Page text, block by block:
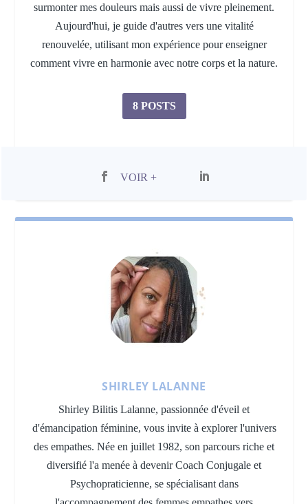
surmonter mes douleurs mais aussi de vivre pleinement.
Aujourd'hui, je guide d'autres vers une vitalité
renouvelée, utilisant mon expérience pour enseigner
comment vivre en harmonie avec notre corps et la nature.
8 POSTS
VOIR +
SHIRLEY LALANNE
Shirley Bilitis Lalanne, passionnée d'éveil et
d'émancipation féminine, vous invite à explorer l'univers
des empathes. Née en juillet 1982, son parcours riche et
diversifié l'a menée à devenir Coach Conjugale et
Psychopraticienne, se spécialisant dans